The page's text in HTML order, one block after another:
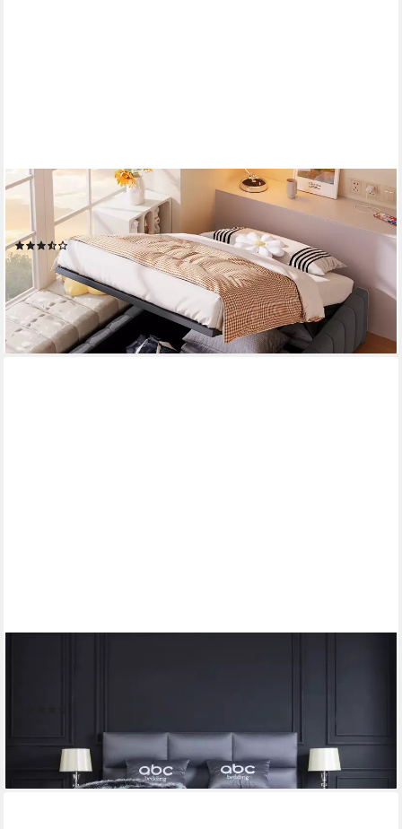
TAVILAECON
Boxspringbett hydraulische Lagerung, ohne Kopfteil, verstellbar
und platzsparend (Ohne Matratze), 90x200cm
(11)
ab 234,99 € 369,00 €
-36%
lieferbar - in 6-8 Werktagen bei dir
Anthrazit, Funktionsbett mit Bettkasten, inkl. 2x Nachttischen
lieferbar - in 8-10 Werktagen bei dir